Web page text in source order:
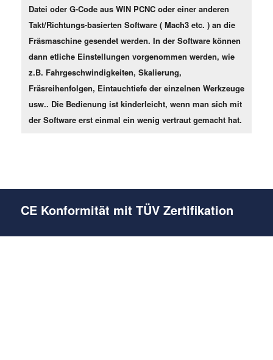
Datei oder G-Code aus WIN PCNC oder einer anderen
Takt/Richtungs-basierten Software ( Mach3 etc. ) an die
Fräsmaschine gesendet werden. In der Software können
dann etliche Einstellungen vorgenommen werden, wie
z.B. Fahrgeschwindigkeiten, Skalierung,
Fräsreihenfolgen, Eintauchtiefe der einzelnen Werkzeuge
usw.. Die Bedienung ist kinderleicht, wenn man sich mit
der Software erst einmal ein wenig vertraut gemacht hat.
CE Konformität mit TÜV Zertifikation